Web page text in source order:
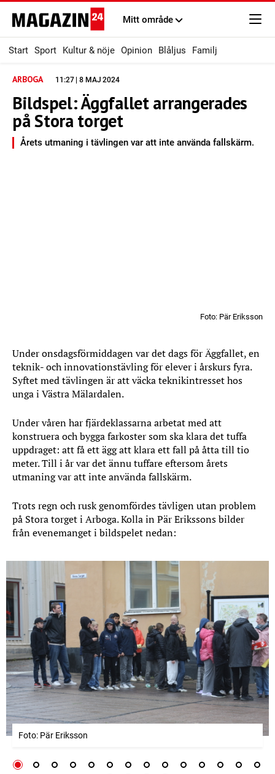
Mitt område
Start Sport Kultur & nöje Opinion Blåljus Familj
ARBOGA 11:27 | 8 MAJ 2024
Bildspel: Äggfallet arrangerades
på Stora torget
Årets utmaning i tävlingen var att inte använda fallskärm.
Foto: Pär Eriksson
Under onsdagsförmiddagen var det dags för Äggfallet, en
teknik- och innovationstävling för elever i årskurs fyra.
Syftet med tävlingen är att väcka teknikintresset hos
unga i Västra Mälardalen.
Under våren har fjärdeklassarna arbetat med att
konstruera och bygga farkoster som ska klara det tuffa
uppdraget: att få ett ägg att klara ett fall på åtta till tio
meter. Till i år var det ännu tuffare eftersom årets
utmaning var att inte använda fallskärm.
Trots regn och rusk genomfördes tävligen utan problem
på Stora torget i Arboga. Kolla in Pär Erikssons bilder
från evenemanget i bildspelet nedan:
Foto: Pär Eriksson